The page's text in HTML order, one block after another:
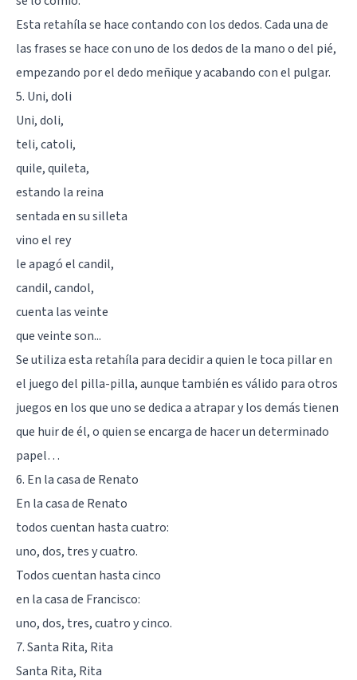
Esta retahíla se hace contando con los dedos. Cada una de
las frases se hace con uno de los dedos de la mano o del pié,
empezando por el dedo meñique y acabando con el pulgar.
5. Uni, doli
Uni, doli,
teli, catoli,
quile, quileta,
estando la reina
sentada en su silleta
vino el rey
le apagó el candil,
candil, candol,
cuenta las veinte
que veinte son...
Se utiliza esta retahíla para decidir a quien le toca pillar en
el juego del pilla-pilla, aunque también es válido para otros
juegos en los que uno se dedica a atrapar y los demás tienen
que huir de él, o quien se encarga de hacer un determinado
papel…
6. En la casa de Renato
En la casa de Renato
todos cuentan hasta cuatro:
uno, dos, tres y cuatro.
Todos cuentan hasta cinco
en la casa de Francisco:
uno, dos, tres, cuatro y cinco.
7. Santa Rita, Rita
Santa Rita, Rita